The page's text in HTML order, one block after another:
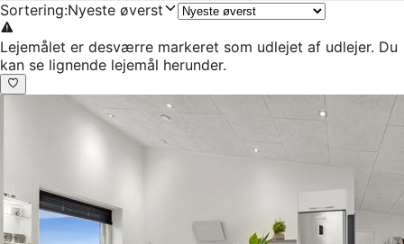
Sortering:Nyeste øverst
Lejemålet er desværre markeret som udlejet af udlejer. Du
kan se lignende lejemål herunder.